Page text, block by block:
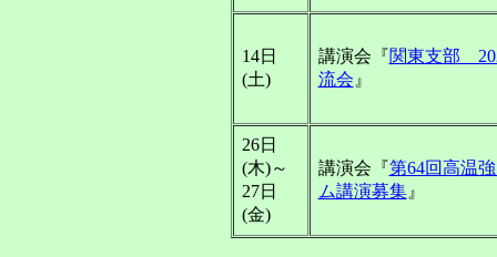
14日
(土)
講演会『関東支部
流会 』
26日
(木)～
27日
(金)
講演会『第64回高温
ム講演募集』